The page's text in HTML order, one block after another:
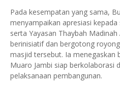
Pada kesempatan yang sama,
menyampaikan apresiasi
serta Yayasan Thaybah
berinisiatif dan bergotong
masjid tersebut. Ia menegaskan
Muaro Jambi siap berkolaborasi
pelaksanaan pembangunan.